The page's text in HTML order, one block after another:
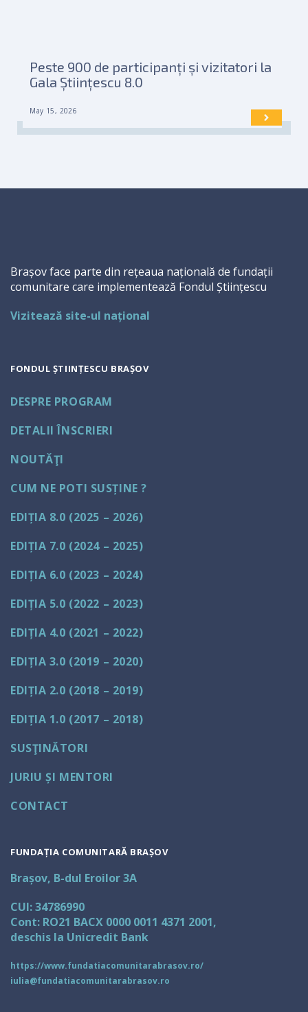
Peste 900 de participanți și vizitatori la
Gala Științescu 8.0
May 15, 2026
Brașov face parte din rețeaua națională de fundații
comunitare care implementează Fondul Științescu
Vizitează site-ul național
FONDUL ȘTIINȚESCU BRAȘOV
DESPRE PROGRAM
DETALII ÎNSCRIERI
NOUTĂŢI
CUM NE POTI SUSȚINE ?
EDIȚIA 8.0 (2025 – 2026)
EDIȚIA 7.0 (2024 – 2025)
EDIȚIA 6.0 (2023 – 2024)
EDIȚIA 5.0 (2022 – 2023)
EDIȚIA 4.0 (2021 – 2022)
EDIȚIA 3.0 (2019 – 2020)
EDIȚIA 2.0 (2018 – 2019)
EDIȚIA 1.0 (2017 – 2018)
SUSŢINĂTORI
JURIU ȘI MENTORI
CONTACT
FUNDAȚIA COMUNITARĂ BRAȘOV
Brașov, B-dul Eroilor 3A
CUI: 34786990
Cont: RO21 BACX 0000 0011 4371 2001,
deschis la Unicredit Bank
https://www.fundatiacomunitarabrasov.ro/
iulia@fundatiacomunitarabrasov.ro